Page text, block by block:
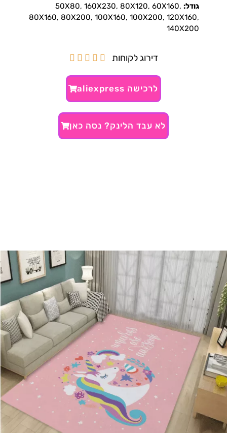
גודל: 50X80, 160X230, 80X120, 60X160,
80X160, 80X200, 100X160, 100X200, 120X160,
140X200
דירוג לקוחות 




לרכישה aliexpress
לא עבד הלינק? נסה כאן